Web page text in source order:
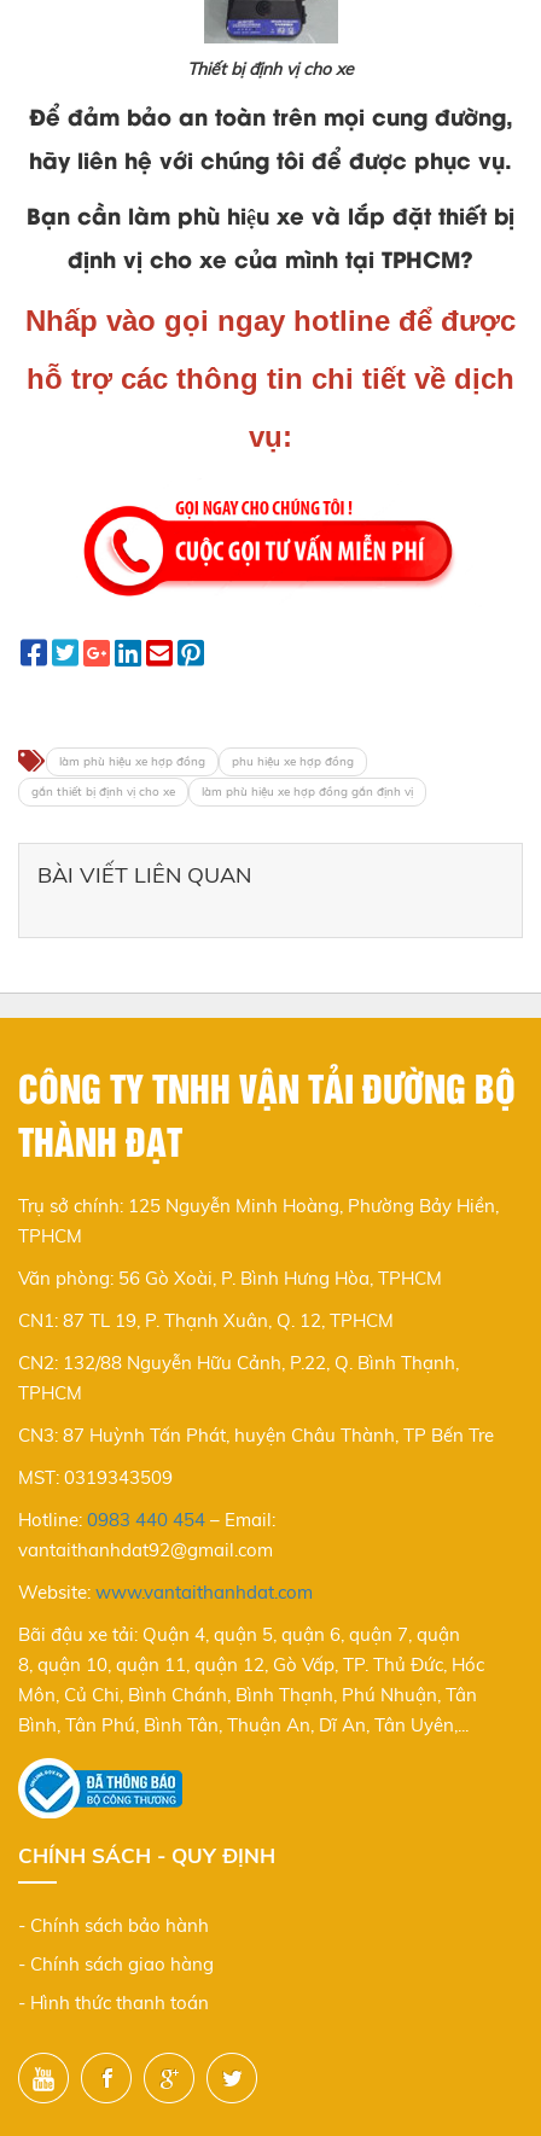
Thiết bị định vị cho xe
Để đảm bảo an toàn trên mọi cung đường,
hãy liên hệ với chúng tôi để được phục vụ.
Bạn cần làm phù hiệu xe và lắp đặt thiết bị
định vị cho xe của mình tại TPHCM?
Nhấp vào gọi ngay hotline để được
hỗ trợ các thông tin chi tiết về dịch
vụ:
làm phù hiệu xe hợp đồng
phu hiệu xe hợp đồng
gắn thiết bị định vị cho xe
làm phù hiệu xe hợp đồng gắn định vị
BÀI VIẾT LIÊN QUAN
CÔNG TY TNHH VẬN TẢI ĐƯỜNG BỘ
THÀNH ĐẠT
Trụ sở chính: 125 Nguyễn Minh Hoàng, Phường Bảy Hiền,
TPHCM
Văn phòng: 56 Gò Xoài, P. Bình Hưng Hòa, TPHCM
CN1: 87 TL 19, P. Thạnh Xuân, Q. 12, TPHCM
CN2: 132/88 Nguyễn Hữu Cảnh, P.22, Q. Bình Thạnh,
TPHCM
CN3: 87 Huỳnh Tấn Phát, huyện Châu Thành, TP Bến Tre
MST: 0319343509
Hotline: 0983 440 454 – Email:
vantaithanhdat92@gmail.com
Website: www.vantaithanhdat.com
Bãi đậu xe tải: Quận 4, quận 5, quận 6, quận 7, quận
8, quận 10, quận 11, quận 12, Gò Vấp, TP. Thủ Đức, Hóc
Môn, Củ Chi, Bình Chánh, Bình Thạnh, Phú Nhuận, Tân
Bình, Tân Phú, Bình Tân, Thuận An, Dĩ An, Tân Uyên,...
CHÍNH SÁCH - QUY ĐỊNH
- Chính sách bảo hành
- Chính sách giao hàng
- Hình thức thanh toán